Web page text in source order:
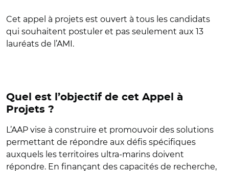
Cet appel à projets est ouvert à tous les candidats
qui souhaitent postuler et pas seulement aux 13
lauréats de l’AMI.
Quel est l’objectif de cet Appel à
Projets ?
L’AAP vise à construire et promouvoir des solutions
permettant de répondre aux défis spécifiques
auxquels les territoires ultra-marins doivent
répondre. En finançant des capacités de recherche,